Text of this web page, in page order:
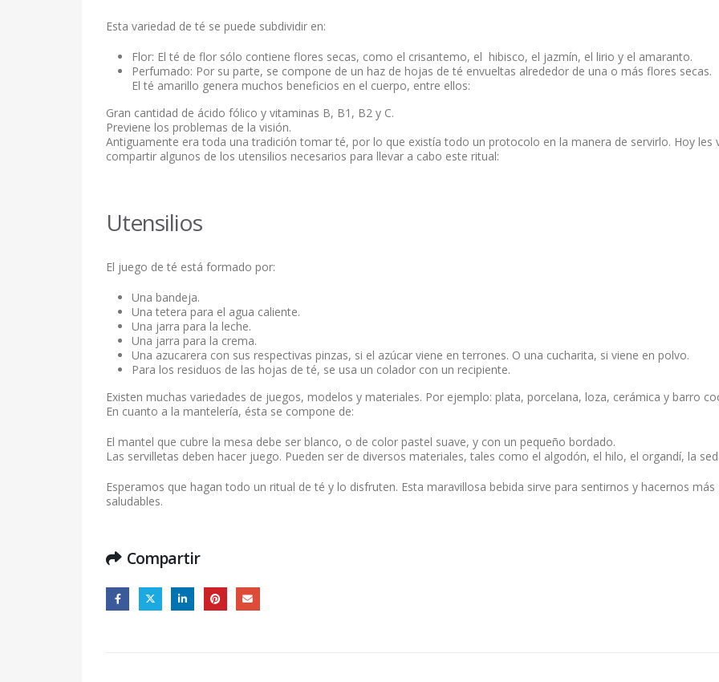
Esta variedad de té se puede subdividir en:
Flor: El té de flor sólo contiene flores secas, como el crisantemo, el hibisco, el jazmín, el lirio y el amaranto.
Perfumado: Por su parte, se compone de un haz de hojas de té envueltas alrededor de una o más flores secas.
El té amarillo genera muchos beneficios en el cuerpo, entre ellos:
Gran cantidad de ácido fólico y vitaminas B, B1, B2 y C.
Previene los problemas de la visión.
Antiguamente era toda una tradición tomar té, por lo que existía todo un protocolo en la manera de servirlo. Hoy les
compartir algunos de los utensilios necesarios para llevar a cabo este ritual:
Utensilios
El juego de té está formado por:
Una bandeja.
Una tetera para el agua caliente.
Una jarra para la leche.
Una jarra para la crema.
Una azucarera con sus respectivas pinzas, si el azúcar viene en terrones. O una cucharita, si viene en polvo.
Para los residuos de las hojas de té, se usa un colador con un recipiente.
Existen muchas variedades de juegos, modelos y materiales. Por ejemplo: plata, porcelana, loza, cerámica y barro
En cuanto a la mantelería, ésta se compone de:
El mantel que cubre la mesa debe ser blanco, o de color pastel suave, y con un pequeño bordado.
Las servilletas deben hacer juego. Pueden ser de diversos materiales, tales como el algodón, el hilo, el organdí, la
Esperamos que hagan todo un ritual de té y lo disfruten. Esta maravillosa bebida sirve para sentirnos y hacernos más
saludables.
Compartir